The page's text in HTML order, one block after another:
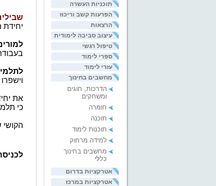
תוכניות העשרה
הפרעות קשב וריכוז
הרצאות
עיצוב סביבה לימודית
טיפול רגשי
ספרי לימוד
עזרי לימוד
מחשבים בחינוך
הדרכות, חוגים
ומשחקים
חומרה
תוכנה
תוכנות לימוד
למידה מרחוק
מחשבים בחינוך
כללי
אטרקציות בדרום
אטרקציות במרכז
יחידת
את
כי